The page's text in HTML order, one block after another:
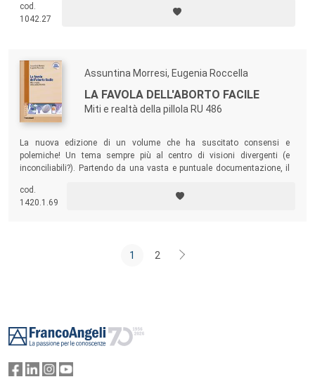
cod.
1042.27
Assuntina Morresi, Eugenia Roccella
LA FAVOLA DELL'ABORTO FACILE
Miti e realtà della pillola RU 486
La nuova edizione di un volume che ha suscitato consensi e
polemiche! Un tema sempre più al centro di visioni divergenti (e
inconciliabili?). Partendo da una vasta e puntuale documentazione, il
oscure e delle pressioni internazionali che hanno accompagnato fin
dalla nascita la pillola abortiva.
cod.
1420.1.69
1 2